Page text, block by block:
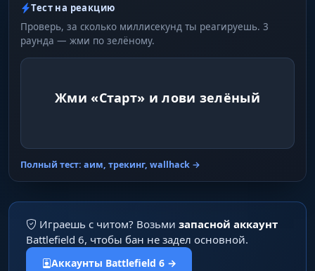
Тест на реакцию
Проверь, за сколько миллисекунд ты реагируешь. 3
раунда — жми по зелёному.
Жми «Старт» и лови зелёный
Полный тест: аим, трекинг, wallhack →
Играешь с читом? Возьми запасной аккаунт
Battlefield 6, чтобы бан не задел основной.
Аккаунты Battlefield 6 →